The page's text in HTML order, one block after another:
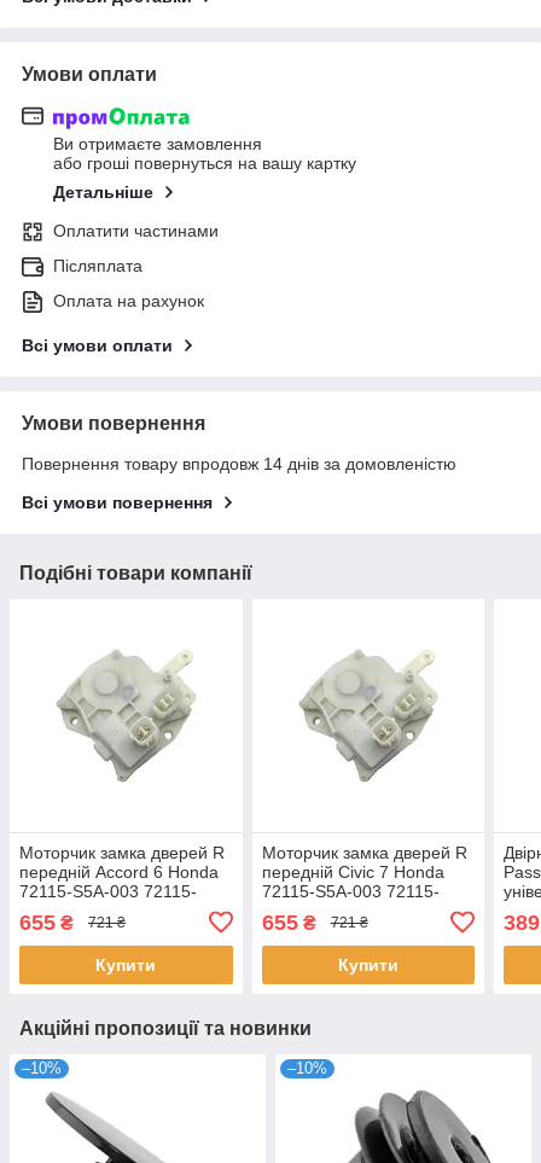
Умови оплати
Ви отримаєте замовлення
або гроші повернуться на вашу картку
Детальніше
Оплатити частинами
Післяплата
Оплата на рахунок
Всі умови оплати
Умови повернення
Повернення товару впродовж 14 днів за домовленістю
Всі умови повернення
Подібні товари компанії
Моторчик замка дверей R
передній Accord 6 Honda
72115-S5A-003 72115-
72115S84A01
655 ₴ 721 ₴
Купити
Моторчик замка дверей R
передній Civic 7 Honda
72115-S5A-003 72115-
72115S84A01
655₴ 721 ₴
Купити
389
Акційні пропозиції та новинки
–10% –10%